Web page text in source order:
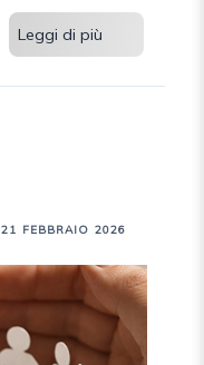
Leggi di più
21 FEBBRAIO 2026